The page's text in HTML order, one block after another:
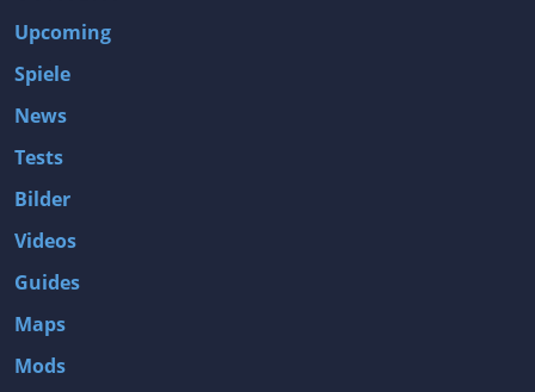
Upcoming
Spiele
News
Tests
Bilder
Videos
Guides
Maps
Mods